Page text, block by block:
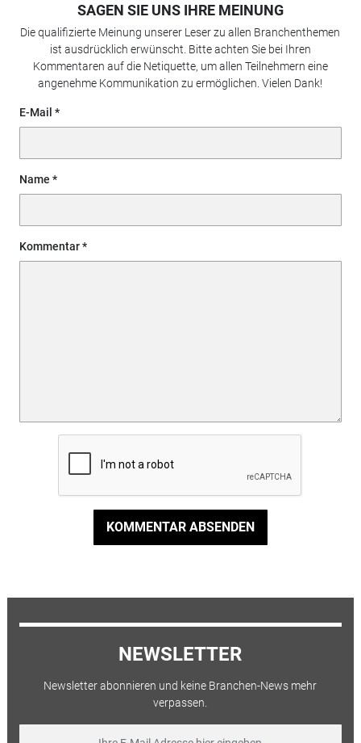
SAGEN SIE UNS IHRE MEINUNG
Die qualifizierte Meinung unserer Leser zu allen Branchenthemen
ist ausdrücklich erwünscht. Bitte achten Sie bei Ihren
Kommentaren auf die Netiquette, um allen Teilnehmern eine
angenehme Kommunikation zu ermöglichen. Vielen Dank!
E-Mail
Name
Kommentar
KOMMENTAR ABSENDEN
NEWSLETTER
Newsletter abonnieren und keine Branchen-News mehr
verpassen.